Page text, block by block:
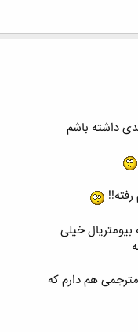
داشته باشم
خیلی
هم دارم که